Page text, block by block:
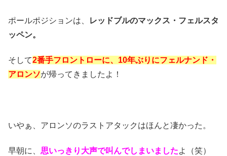
ポールポジションは、
レッドブルのマックス・フェルスタ
ッペン。
そして2番手フロントローに、10年ぶりにフェルナンド・
アロンソが帰ってきましたよ！
いやぁ、アロンソのラストアタックはほんと凄かった。
早朝に、 思いっきり大声で叫んでしまいましたよ（笑）